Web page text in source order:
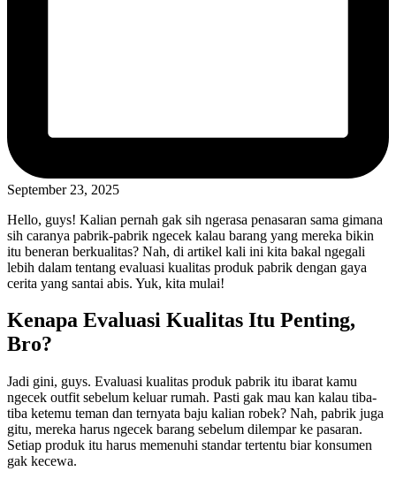
September 23, 2025
Hello, guys! Kalian pernah gak sih ngerasa penasaran sama gimana
sih caranya pabrik-pabrik ngecek kalau barang yang mereka bikin
itu beneran berkualitas? Nah, di artikel kali ini kita bakal ngegali
lebih dalam tentang evaluasi kualitas produk pabrik dengan gaya
cerita yang santai abis. Yuk, kita mulai!
Kenapa Evaluasi Kualitas Itu Penting,
Bro?
Jadi gini, guys. Evaluasi kualitas produk pabrik itu ibarat kamu
ngecek outfit sebelum keluar rumah. Pasti gak mau kan kalau tiba-
tiba ketemu teman dan ternyata baju kalian robek? Nah, pabrik juga
gitu, mereka harus ngecek barang sebelum dilempar ke pasaran.
Setiap produk itu harus memenuhi standar tertentu biar konsumen
gak kecewa.